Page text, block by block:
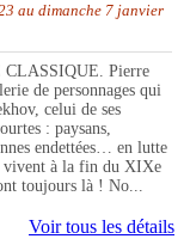
au dimanche 7 janvier
CLASSIQUE. Pierre
de personnages qui
celui de ses
: paysans,
endettées… en lutte
vivent à la fin du XIXe
toujours là ! No...
Voir tous les détails